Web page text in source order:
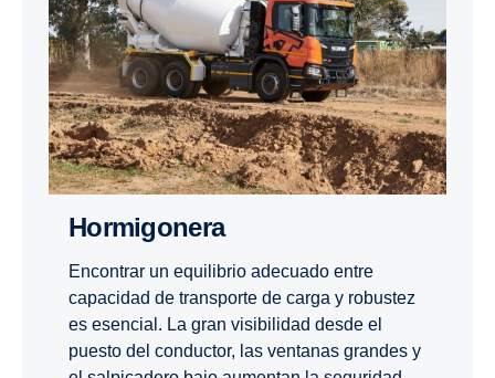
Hormi­go­nera
Encontrar un equilibrio adecuado entre
capacidad de transporte de carga y robustez
es esencial. La gran visibilidad desde el
puesto del conductor, las ventanas grandes y